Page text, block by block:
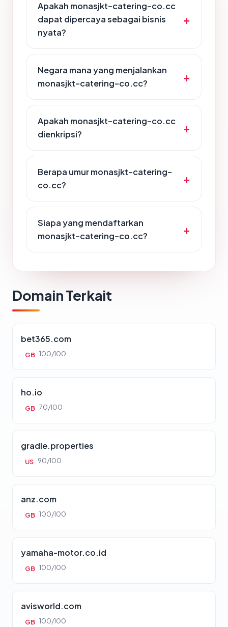
Apakah monasjkt-catering-co.cc
dapat dipercaya sebagai bisnis
nyata?
Negara mana yang menjalankan
monasjkt-catering-co.cc?
Apakah monasjkt-catering-co.cc
dienkripsi?
Berapa umur monasjkt-catering-
co.cc?
Siapa yang mendaftarkan
monasjkt-catering-co.cc?
Domain Terkait
bet365.com
GB 100/100
ho.io
GB 70/100
gradle.properties
US 90/100
anz.com
GB 100/100
yamaha-motor.co.id
GB 100/100
avisworld.com
GB 100/100